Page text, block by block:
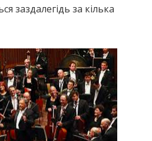
заздалегідь за кілька